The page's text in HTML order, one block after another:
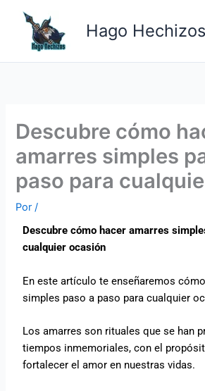
contenido
Hago Hechizos
Descubre cómo
amarres simples
paso para
Por/
Descubre cómo hacer amarres
cualquier ocasión
En este artículo te enseñaremos
simples paso a paso para cualquier
Los amarres son rituales que se han
tiempos inmemoriales, con el
fortalecer el amor en nuestras vidas.